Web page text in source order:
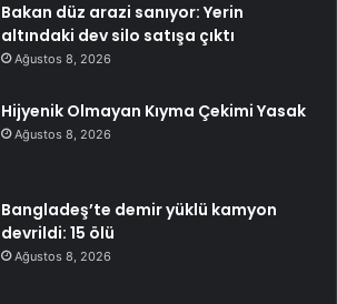
Bakan düz arazi sanıyor: Yerin
altındaki dev silo satışa çıktı
Ağustos 8, 2026
Hijyenik Olmayan Kıyma Çekimi Yasak
Ağustos 8, 2026
Bangladeş’te demir yüklü kamyon
devrildi: 15 ölü
Ağustos 8, 2026